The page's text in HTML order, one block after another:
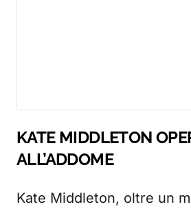
KATE MIDDLETON
ALL’ADDOME
Kate Middleton, oltre un